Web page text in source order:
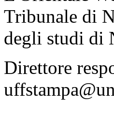
Tribunale di
degli studi di
Direttore